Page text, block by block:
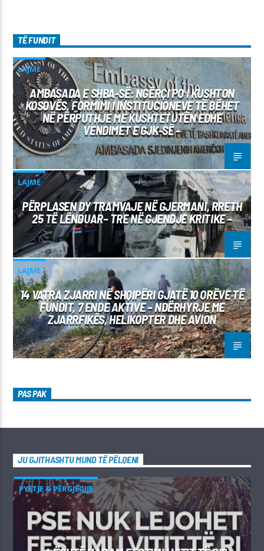
TË FUNDIT
LAJME
AMBASADA E SHBA-SË: NGËRÇI PO I KUSHTON
KOSOVËS, FORMIMI I INSTITUCIONEVE TË BËHET
NË PËRPUTHJE ME KUSHTETUTËN EDHE
VENDIMET E GJK-SË –
LAJME
PËRPLASEN DY TRAMVAJE NË GJERMANI, RRETH
25 TË LËNDUAR– TRE NË GJENDJE KRITIKE –
LAJME
14 VATRA ZJARRI NË SHQIPËRI GJATË 10 ORËVE TË
FUNDIT, 7 ENDE AKTIVE – NDËRHYRJE ME
ZJARRFIKËS, HELIKOPTER DHE AVION
PAS PAK
JU GJITHASHTU MUND TË PËLQENI
PYETJE & PËRGJËGJJE